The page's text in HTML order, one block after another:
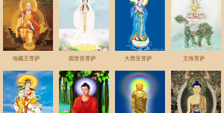
地藏王菩萨 观世音菩萨 大势至菩萨 文殊菩萨